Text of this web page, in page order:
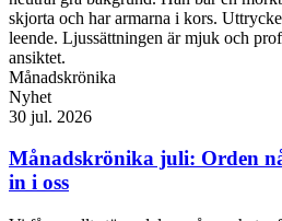
Månadskrönika
Nyhet
30 jul. 2026
Månadskrönika juli: Orden
in i oss